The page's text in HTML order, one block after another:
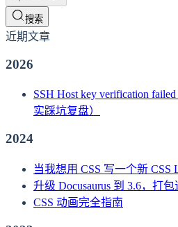
搜索
近期文章
2026
SSH Host key verification
实踩坑复盘）
2024
当我想用 CSS 写一个新 CSS
升级 Docusaurus 到 3.6，打
CSS 动画完全指南